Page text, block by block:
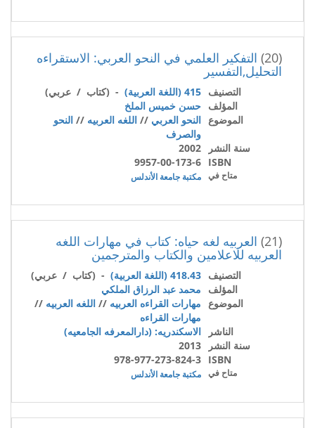
(20) التفكير العلمي في النحو العربي: الاستقراءه
التحليل,التفسير
التصنيف 415 (اللغة العربية)
- (كتاب / عربي)
المؤلف حسن خميس الملخ
الموضوع النحو العربي // اللغه العربيه // النحو
والصرف
سنة النشر
2002
ISBN
9957-00-173-6
متاح في مكتبة جامعة الأندلس
(21) العربيه لغه حياه: كتاب في مهارات اللغه
العربيه للاعلامين والكتاب والمترجمين
التصنيف 418.43 (اللغة العربية)
- (كتاب / عربي)
المؤلف
محمد عبد الرزاق الملكي
الموضوع مهارات القراءه العربيه // اللغه العربيه //
مهارات القراءه
الناشر
الاسكندريه: (دارالمعرفه الجامعيه)
سنة النشر
2013
ISBN
978-977-273-824-3
متاح في مكتبة جامعة الأندلس